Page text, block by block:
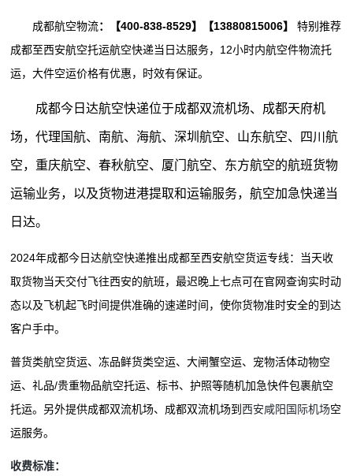
成都航空物流： 【400-838-8529】【13880815006】
特别推荐
成都至西安航空托运航空快递当日达服务，12小时内航空件物流托
运，大件空运价格有优惠，时效有保证。
成都今日达航空快递位于成都双流机场、成都天府机
场，代理国航、南航、海航、深圳航空、山东航空、四川航
空，重庆航空、春秋航空、厦门航空、东方航空的航班货物
运输业务，以及货物进港提取和运输服务，航空加急快递当
日达。
2024年成都今日达航空快递推出成都至西安航空货运专线：当天收
取货物当天交付飞往西安的航班，最迟晚上七点可在官网查询实时动
态以及飞机起飞时间提供准确的速递时间，使你货物准时安全的到达
客户手中。
普货类航空货运、冻品鲜货类空运、大闸蟹空运、宠物活体动物空
运、礼品/贵重物品航空托运、标书、护照等随机加急快件包裹航空
托运。另外提供成都双流机场、成都双流机场到 西安咸阳国际机场空
运服务。
收费标准：